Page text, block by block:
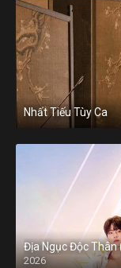
Nhất Tiếu Tùy Ca
Địa Ngục Độc Thân
2026